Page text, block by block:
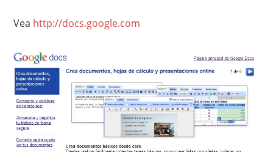
Vea http://docs.google.com